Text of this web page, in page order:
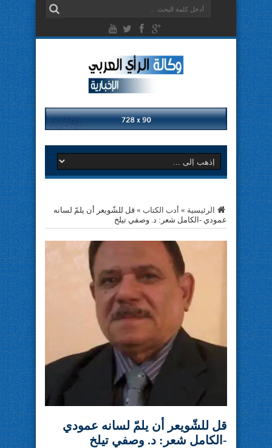
الرئيسية » أدب الكتاب » قل للشّويعر أن يلمّ لسانه
عمودي -الكامل شعر: د. وصفي تيلخ
قل للشّويعر أن يلمّ لسانه عمودي
-الكامل شعر: د. وصفي تيلخ